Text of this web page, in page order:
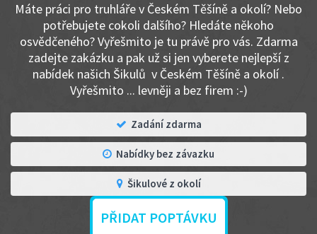
Máte práci pro truhláře v Českém Těšíně a okolí? Nebo
potřebujete cokoli dalšího? Hledáte někoho
osvědčeného? Vyřešmito je tu právě pro vás. Zdarma
zadejte zakázku a pak už si jen vyberete nejlepší z
nabídek našich Šikulů v Českém Těšíně a okolí .
Vyřešmito ... levněji a bez firem :-)
Zadání zdarma
Nabídky bez závazku
Šikulové z okolí
PŘIDAT POPTÁVKU